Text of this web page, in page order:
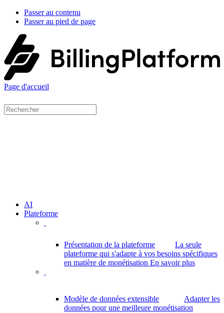
Passer au contenu
Passer au pied de page
Page d'accueil
AI
Plateforme
Présentation de la plateforme
La seule
plateforme qui s'adapte à vos besoins spécifiques
en matière de monétisation En savoir plus
Modèle de données extensible
Adapter les
données pour une meilleure monétisation